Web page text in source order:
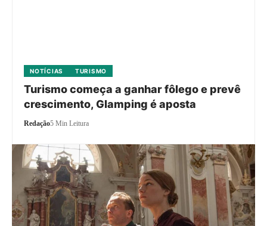
NOTÍCIAS TURISMO
Turismo começa a ganhar fôlego e prevê
crescimento, Glamping é aposta
Redação5 Min Leitura